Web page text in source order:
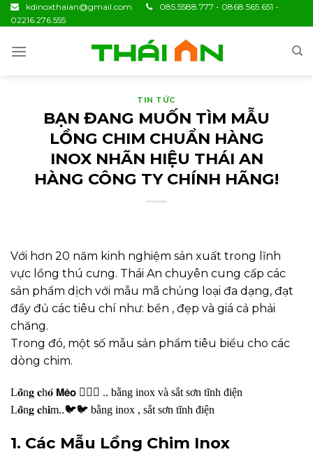
Skip
to
kdinoxthaian@gmail.com
085.5588.777 - 0868.565.651 -
02216.276.555
TIN TỨC
BẠN ĐANG MUỐN TÌM MẪU
LỒNG CHIM CHUẨN HÀNG
INOX NHÃN HIỆU THÁI AN
HÀNG CÔNG TY CHÍNH HÃNG!
Với hơn 20 năm kinh nghiệm sản xuất trong lĩnh
vực lồng thú cưng. Thái An chuyên cung cấp các
sản phẩm dịch với mẫu mã chủng loại đa dạng, đạt
đầy đủ các tiêu chí như: bền , đẹp và giá cả phải
chăng.
Trong đó, một số mẫu sản phẩm tiêu biểu cho các
dòng chim.
L𝐨̂̀n𝐠 𝐜h𝐨́ 𝗠𝗲̀𝗼 🐕‍🦺🐯 .. bằng inox và sắt sơn tĩnh điện
L𝐨̂̀n𝐠 𝐜h𝐢m..🐦🐦 bằng inox , sắt sơn tĩnh điện
1. Các Mẫu Lồng Chim Inox